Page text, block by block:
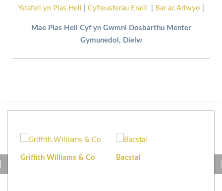
Ystafell yn Plas Heli
Cyfleusterau Eraill Bar ac Arlwyo
Mae Plas Heli Cyf yn Gwmni Dosbarthu Menter
Gymunedol, Dielw
Griffith Williams & Co Bacstal